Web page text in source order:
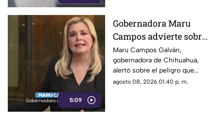
5:09
Gobernadora Maru
Campos advierte sobre
el uso de lineamientos
para sancionar a
medios y periodistas
Maru Campos Galván,
gobernadora de Chihuahua,
alertó sobre el peligro que
implican los nuevos
agosto 08, 2026 01:40 p. m.